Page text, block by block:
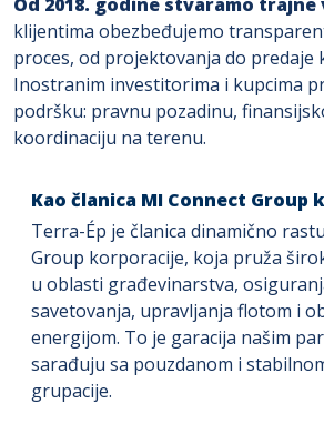
Od 2018. godine stvaramo
klijentima obezbeđujemo
proces, od projektovanja do predaje
Inostranim investitorima i kupcima
podršku: pravnu pozadinu,
koordinaciju na terenu.
Kao članica MI Connect Group
Terra-Ép je članica dinamično
Group korporacije, koja pruža
u oblasti građevinarstva,
savetovanja, upravljanja flotom i
energijom. To je garacija našim
sarađuju sa pouzdanom i
grupacije.